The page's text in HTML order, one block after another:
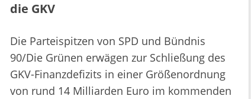
die GKV
Die Parteispitzen von SPD und Bündnis
90/Die Grünen erwägen zur Schließung des
GKV-Finanzdefizits in einer Größenordnung
von rund 14 Milliarden Euro im kommenden